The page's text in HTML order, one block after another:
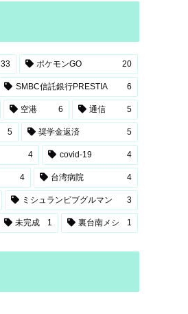
33 ポケモンGO 20
SMBC信託銀行PRESTIA 6
空港 6 通信 5
5 奨学金返済 5
4 covid-19 4
4 台湾病院 4
ミシュランビブグルマン 3
未完成 1 裏台南メシ 1